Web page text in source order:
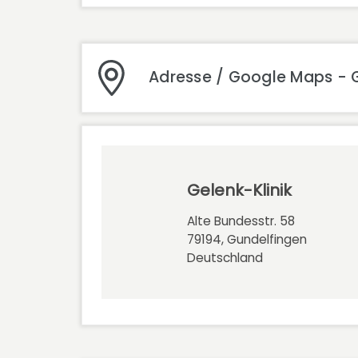
Adresse / Google Maps -
Gelenk-Klinik
Alte Bundesstr. 58
79194, Gundelfingen
Deutschland